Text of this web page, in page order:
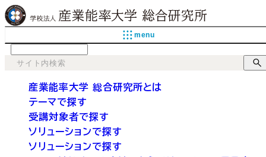
menu
産業能率大学 総合研究所とは
テーマで探す
受講対象者で探す
ソリューションで探す
ソリューションで探す